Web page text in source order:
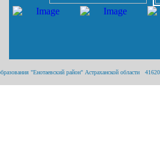
"Енотаевский район" Астраханской области